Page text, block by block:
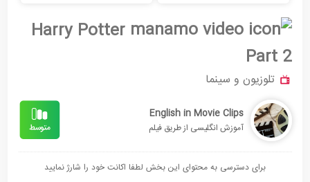
Harry Potter
Part 2
تلوزیون و سینما
English in Movie Clips
آموزش انگلیسی از طریق فیلم
برای دسترسی به محتوای این بخش لطفا اکانت خود را شارژ نمایید